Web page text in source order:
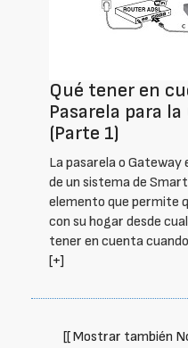
Qué tener en
Pasarela para
(Parte 1)
La pasarela o Gateway
de un sistema de
elemento que permite
con su hogar desde
tener en cuenta
[+]
[[ Mostrar también